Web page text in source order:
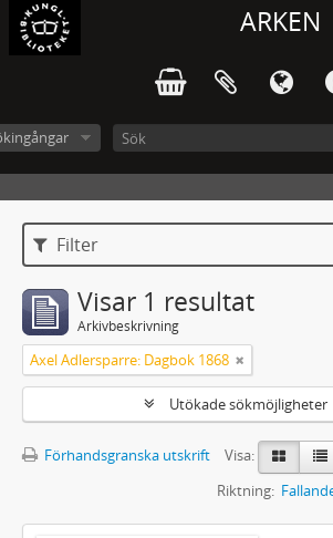
ARKEN
Filter
Visar 1 resultat
Arkivbeskrivning
Axel Adlersparre: Dagbok 1868
Utökade sökmöjligheter
Förhandsgranska utskrift
Visa:
Riktning: